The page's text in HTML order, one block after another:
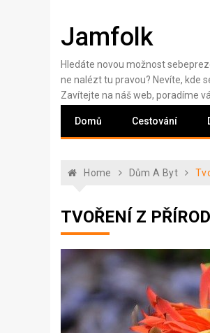
content
Jamfolk
Hledáte novou možnost
ne nalézt tu pravou? Nevíte, kde
Zavítejte na náš web, poradíme
Domů Cestování
Home Dům A Byt
TVOŘENÍ Z